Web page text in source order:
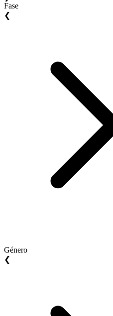
Fase
❮
Género
❮